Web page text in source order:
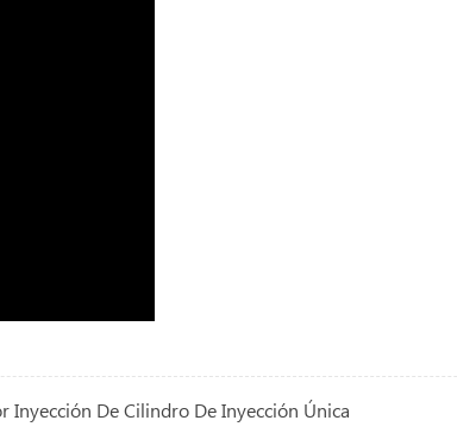
Inyección De Cilindro De Inyección Única